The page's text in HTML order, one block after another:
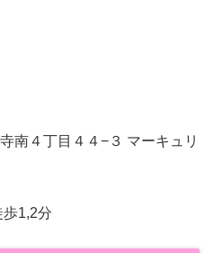
南４丁目４４−３ マーキュリ
1,2分